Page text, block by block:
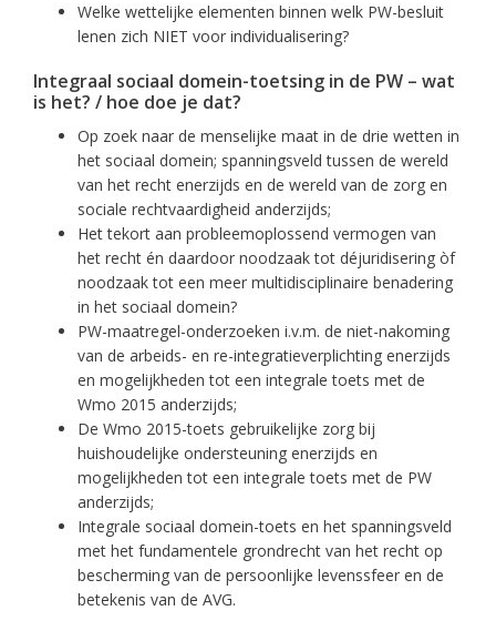
Welke wettelijke elementen binnen welk PW-besluit
lenen zich NIET voor individualisering?
Integraal sociaal domein-toetsing in de PW – wat
is het? / hoe doe je dat?
Op zoek naar de menselijke maat in de drie wetten in
het sociaal domein; spanningsveld tussen de wereld
van het recht enerzijds en de wereld van de zorg en
sociale rechtvaardigheid anderzijds;
Het tekort aan probleemoplossend vermogen van
het recht én daardoor noodzaak tot déjuridisering òf
noodzaak tot een meer multidisciplinaire benadering
in het sociaal domein?
PW-maatregel-onderzoeken i.v.m. de niet-nakoming
van de arbeids- en re-integratieverplichting enerzijds
en mogelijkheden tot een integrale toets met de
Wmo 2015 anderzijds;
De Wmo 2015-toets gebruikelijke zorg bij
huishoudelijke ondersteuning enerzijds en
mogelijkheden tot een integrale toets met de PW
anderzijds;
Integrale sociaal domein-toets en het spanningsveld
met het fundamentele grondrecht van het recht op
bescherming van de persoonlijke levenssfeer en de
betekenis van de AVG.